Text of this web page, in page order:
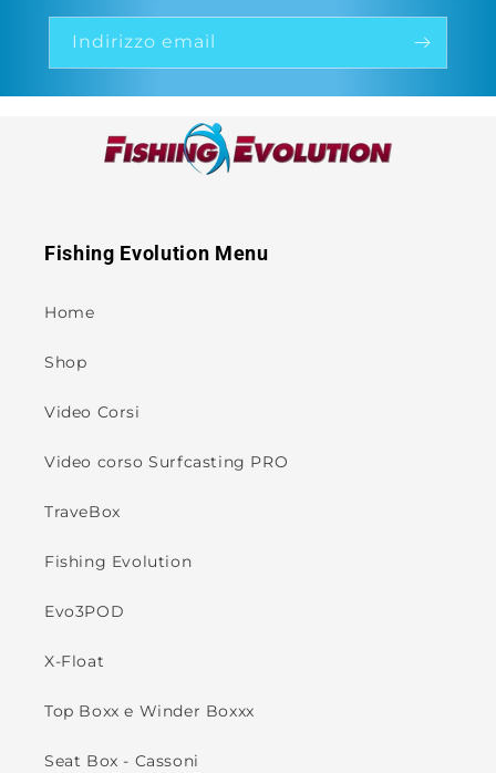
Indirizzo email
Fishing Evolution Menu
Home
Shop
Video Corsi
Video corso Surfcasting PRO
TraveBox
Fishing Evolution
Evo3POD
X-Float
Top Boxx e Winder Boxxx
Seat Box - Cassoni